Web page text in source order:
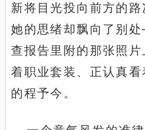
新将目光投向前方的路
她的思绪却飘向了别
查报告里附的那张照片
着职业套装、正认真看
的程予今。